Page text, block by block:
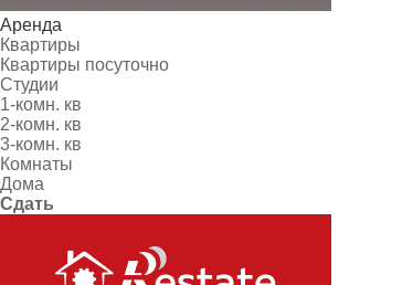
Аренда
Квартиры
Квартиры посуточно
Студии
1-комн. кв
2-комн. кв
3-комн. кв
Комнаты
Дома
Сдать